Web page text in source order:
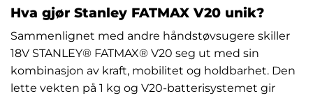
Hva gjør Stanley FATMAX V20 unik?
Sammenlignet med andre håndstøvsugere skiller
18V STANLEY® FATMAX® V20 seg ut med sin
kombinasjon av kraft, mobilitet og holdbarhet. Den
lette vekten på 1 kg og V20-batterisystemet gir